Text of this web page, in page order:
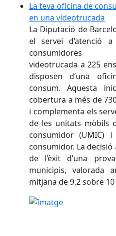
La teva oficina de
en una vídeotrucada
La Diputació de
el servei d’atenció
consumidores
videotrucada a 225
disposen d’una
consum. Aquesta
cobertura a més de
i complementa els
de les unitats mòbils
consumidor (UMIC)
consumidor. La
de l’èxit d’una
municipis, valorada
mitjana de 9,2 sobre
Inauguració del nou